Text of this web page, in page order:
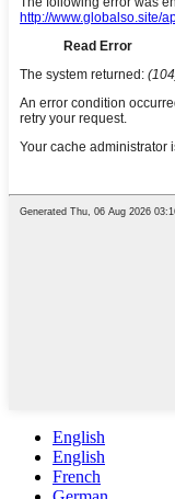
English
English
French